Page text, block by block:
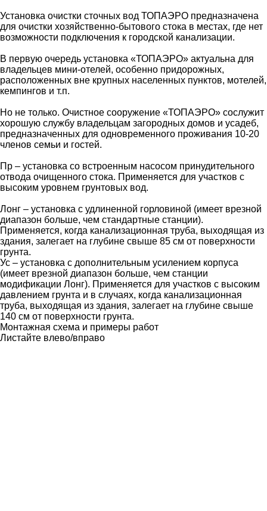
Установка очистки сточных вод ТОПАЭРО предназначена
для очистки хозяйственно-бытового стока в местах, где нет
возможности подключения к городской канализации.
В первую очередь установка «ТОПАЭРО» актуальна для
владельцев мини-отелей, особенно придорожных,
расположенных вне крупных населенных пунктов, мотелей,
кемпингов и т.п.
Но не только. Очистное сооружение «ТОПАЭРО» сослужит
хорошую службу владельцам загородных домов и усадеб,
предназначенных для одновременного проживания 10-20
членов семьи и гостей.
Пр – установка со встроенным насосом принудительного
отвода очищенного стока. Применяется для участков с
высоким уровнем грунтовых вод.
Лонг – установка с удлиненной горловиной (имеет врезной
диапазон больше, чем стандартные станции).
Применяется, когда канализационная труба, выходящая из
здания, залегает на глубине свыше 85 см от поверхности
грунта.
Ус – установка с дополнительным усилением корпуса
(имеет врезной диапазон больше, чем станции
модификации Лонг). Применяется для участков с высоким
давлением грунта и в случаях, когда канализационная
труба, выходящая из здания, залегает на глубине свыше
140 см от поверхности грунта.
Монтажная схема и примеры работ
Листайте влево/вправо